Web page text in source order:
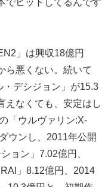
ヒットしてるんです
」は興収18億円
ら悪くない。続いて
デシジョン」が15.3
えなくても、安定はし
「ウルヴァリン:X-
ウンし、2011年公開
ョン」7.02億円、
」8.12億円、2014